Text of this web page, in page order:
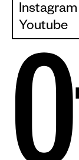
Instagram
Youtube